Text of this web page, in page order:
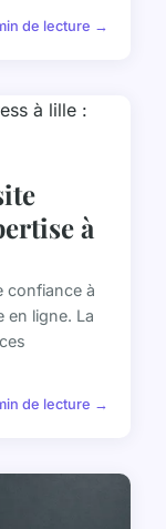
de lecture →
à
confiance à
en ligne. La
de lecture →